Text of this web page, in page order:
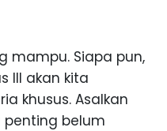
mampu. Siapa pun,
III akan kita
khusus. Asalkan
penting belum